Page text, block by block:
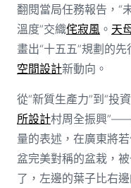
翻閱當局任務報告，“
溫度”交織侘寂風。 天
畫出“十五五”規劃的
空間設計新動向。
從“新質生產力”到“投
所設計村周全振興
量的表述，在廣東將
盆完美對稱的盆栽，
了，左邊的葉子比右